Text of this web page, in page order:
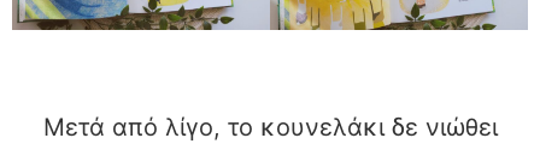
Μετά από λίγο, το κουνελάκι δε νιώθει